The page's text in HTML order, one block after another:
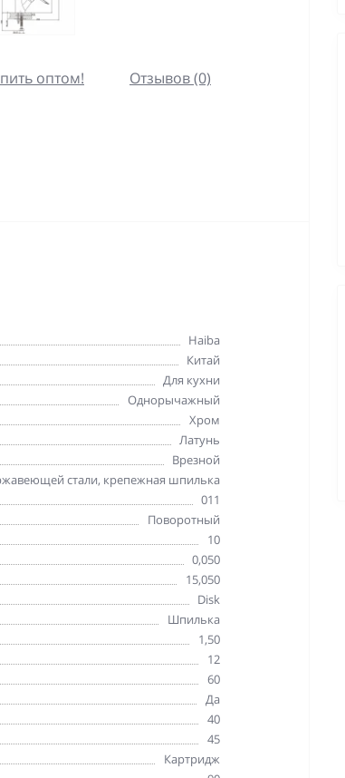
оптом!
Отзывов (0)
Haiba
Китай
Для кухни
Однорычажный
Хром
Латунь
Врезной
стали, крепежная шпилька
011
Поворотный
10
0,050
15,050
Disk
Шпилька
1,50
12
60
Да
40
45
Картридж